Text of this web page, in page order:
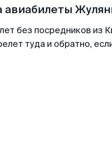
авиабилеты
без посредников из
туда и обратно,